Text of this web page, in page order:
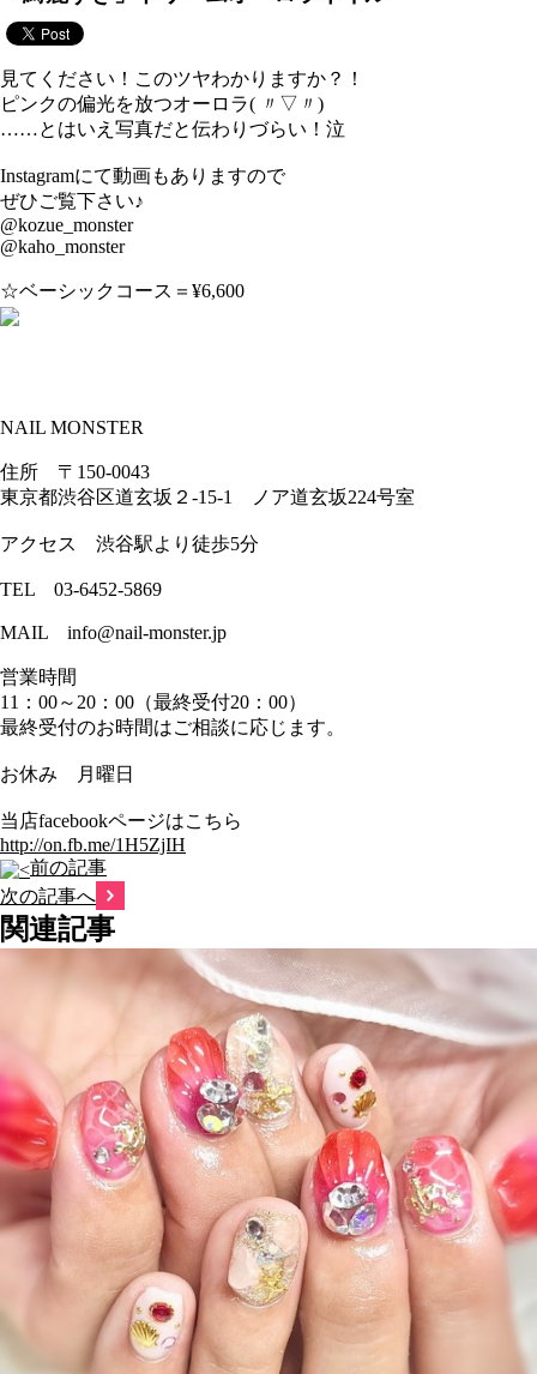
見てください！このツヤわかりますか？！
ピンクの偏光を放つオーロラ( 〃▽〃)
……とはいえ写真だと伝わりづらい！泣
Instagramにて動画もありますので
ぜひご覧下さい♪
@kozue_monster
@kaho_monster
☆ベーシックコース＝¥6,600
NAIL MONSTER
住所 〒150-0043
東京都渋谷区道玄坂２-15-1 ノア道玄坂224号室
アクセス 渋谷駅より徒歩5分
TEL 03-6452-5869
MAIL info@nail-monster.jp
営業時間
11：00～20：00（最終受付20：00）
最終受付のお時間はご相談に応じます。
お休み 月曜日
当店facebookページはこちら
http://on.fb.me/1H5ZjIH
前の記事
次の記事へ
関連記事